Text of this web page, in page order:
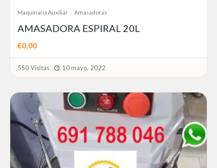
Maquinaria Auxiliar Amasadoras
AMASADORA ESPIRAL 20L
€0,00
550 Visitas 10 mayo, 2022